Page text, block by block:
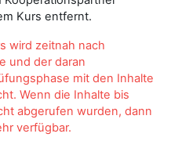
Kurs entfernt.
wird zeitnah nach
und der daran
mit den Inhalte
Wenn die Inhalte bis
abgerufen wurden, dann
verfügbar.